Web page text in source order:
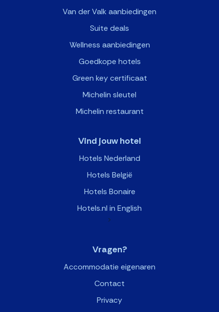
Van der Valk aanbiedingen
Suite deals
Wellness aanbiedingen
Goedkope hotels
Green key certificaat
Michelin sleutel
Michelin restaurant
Vind jouw hotel
Hotels Nederland
Hotels België
Hotels Bonaire
Hotels.nl in English
>
Vragen?
Accommodatie eigenaren
Contact
Privacy